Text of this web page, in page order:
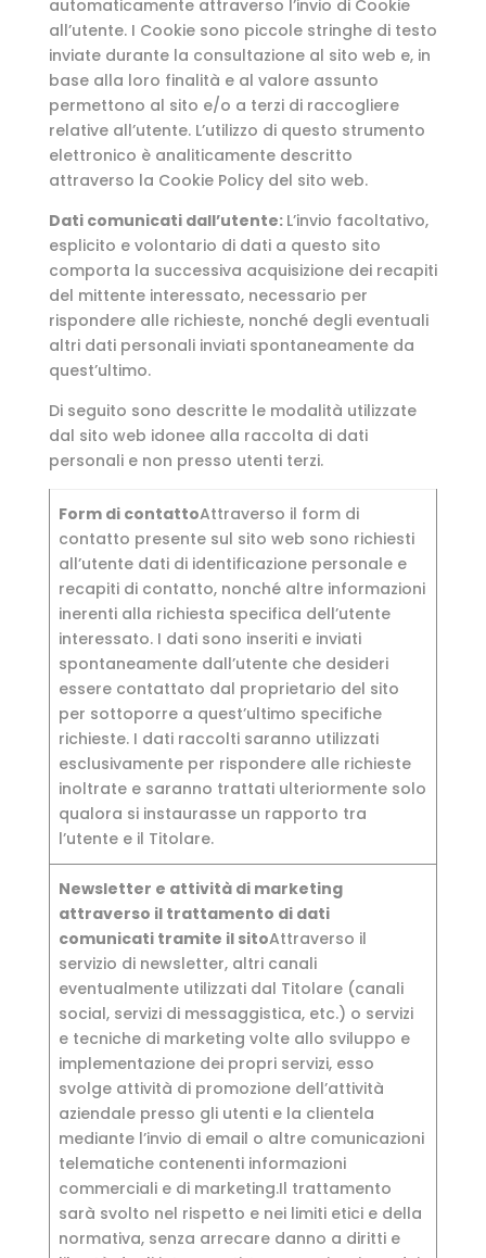
automaticamente attraverso l’invio di Cookie
all’utente. I Cookie sono piccole stringhe di testo
inviate durante la consultazione al sito web e, in
base alla loro finalità e al valore assunto
permettono al sito e/o a terzi di raccogliere
relative all’utente. L’utilizzo di questo strumento
elettronico è analiticamente descritto
attraverso la Cookie Policy del sito web.
Dati comunicati dall’utente: L’invio facoltativo,
esplicito e volontario di dati a questo sito
comporta la successiva acquisizione dei recapiti
del mittente interessato, necessario per
rispondere alle richieste, nonché degli eventuali
altri dati personali inviati spontaneamente da
quest’ultimo.
Di seguito sono descritte le modalità utilizzate
dal sito web idonee alla raccolta di dati
personali e non presso utenti terzi.
Form di contattoAttraverso il form di
contatto presente sul sito web sono richiesti
all’utente dati di identificazione personale e
recapiti di contatto, nonché altre informazioni
inerenti alla richiesta specifica dell’utente
interessato. I dati sono inseriti e inviati
spontaneamente dall’utente che desideri
essere contattato dal proprietario del sito
per sottoporre a quest’ultimo specifiche
richieste. I dati raccolti saranno utilizzati
esclusivamente per rispondere alle richieste
inoltrate e saranno trattati ulteriormente solo
qualora si instaurasse un rapporto tra
l’utente e il Titolare.
Newsletter e attività di marketing
attraverso il trattamento di dati
comunicati tramite il sitoAttraverso il
servizio di newsletter, altri canali
eventualmente utilizzati dal Titolare (canali
social, servizi di messaggistica, etc.) o servizi
e tecniche di marketing volte allo sviluppo e
implementazione dei propri servizi, esso
svolge attività di promozione dell’attività
aziendale presso gli utenti e la clientela
mediante l’invio di email o altre comunicazioni
telematiche contenenti informazioni
commerciali e di marketing.Il trattamento
sarà svolto nel rispetto e nei limiti etici e della
normativa, senza arrecare danno a diritti e